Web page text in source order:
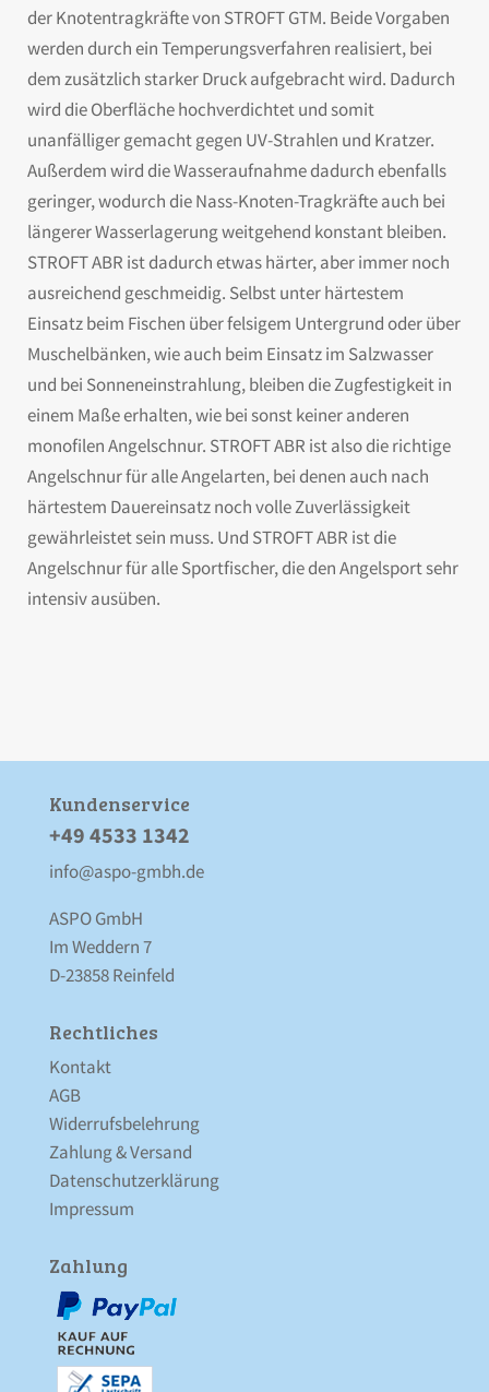
der Knotentragkräfte von STROFT GTM. Beide Vorgaben
werden durch ein Temperungsverfahren realisiert, bei
dem zusätzlich starker Druck aufgebracht wird. Dadurch
wird die Oberfläche hochverdichtet und somit
unanfälliger gemacht gegen UV-Strahlen und Kratzer.
Außerdem wird die Wasseraufnahme dadurch ebenfalls
geringer, wodurch die Nass-Knoten-Tragkräfte auch bei
längerer Wasserlagerung weitgehend konstant bleiben.
STROFT ABR ist dadurch etwas härter, aber immer noch
ausreichend geschmeidig. Selbst unter härtestem
Einsatz beim Fischen über felsigem Untergrund oder über
Muschelbänken, wie auch beim Einsatz im Salzwasser
und bei Sonneneinstrahlung, bleiben die Zugfestigkeit in
einem Maße erhalten, wie bei sonst keiner anderen
monofilen Angelschnur. STROFT ABR ist also die richtige
Angelschnur für alle Angelarten, bei denen auch nach
härtestem Dauereinsatz noch volle Zuverlässigkeit
gewährleistet sein muss. Und STROFT ABR ist die
Angelschnur für alle Sportfischer, die den Angelsport sehr
intensiv ausüben.
Kunden­service
+49 4533 1342
info@aspo-gmbh.de
ASPO GmbH
Im Weddern 7
D-23858 Reinfeld
Rechtliches
Kontakt
AGB
Widerrufsbelehrung
Zahlung & Versand
Datenschutz­erklärung
Impressum
Zahlung